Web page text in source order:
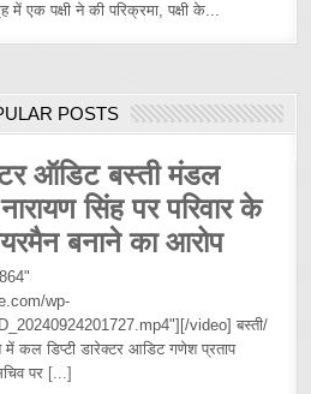
में एक पक्षी ने की परिक्रमा, पक्षी के...
POSTS
ऑडिट बस्ती मंडल
सिंह पर परिवार के
बनाने का आरोप
wp-
video] बस्ती/
में कल डिप्टी डारेक्टर आडिट गणेश प्रताप
पर [...]